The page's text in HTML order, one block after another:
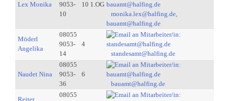
Lex Monika
9053-
10
10 1.OG
monika.lex@halfing.de,
bauamt@halfing.de
Möderl
Angelika
08055
9053-
14
4
standesamt@halfing.de
Naudet Nina
08055
9053-
36
6
bauamt@halfing.de
Reiter
08055